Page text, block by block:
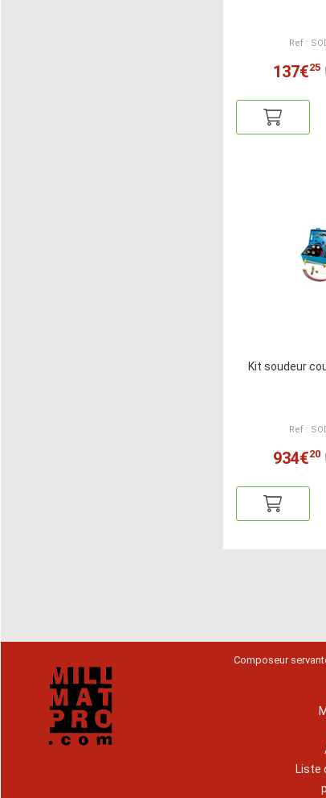
Ref :
137€25
Kit soudeur
Ref :
934€20
Composeur
Liste